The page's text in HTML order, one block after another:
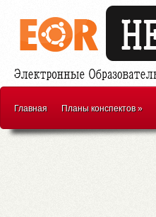
Главная Планы конспектов»